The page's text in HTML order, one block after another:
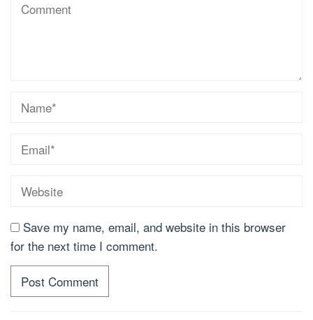
Save my name, email, and website in this browser
for the next time I comment.